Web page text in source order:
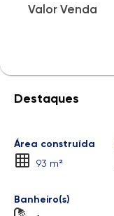
Valor Venda
Destaques
Área construída
93 m²
Banheiro(s)